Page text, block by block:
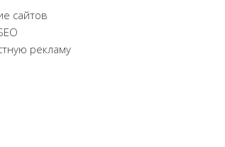
сайтов
рекламу